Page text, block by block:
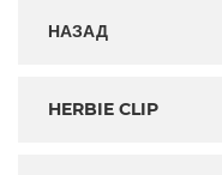
НАЗАД
HERBIE CLIP